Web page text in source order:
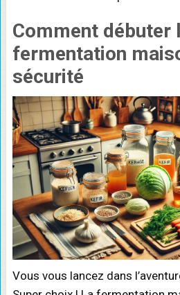
Comment débuter
fermentation
sécurité
Vous vous lancez dans